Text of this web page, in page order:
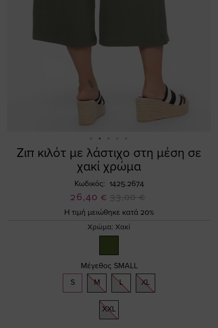
Ζιπ κιλότ με λάστιχο στη μέση σε
χακί χρώμα
Κωδικός 1425.2674
Ειδική
Τιμή
26,40 € 33,00 €
Η τιμή μειώθηκε κατά 20%
Χρώμα: Χακί
Μέγεθος SMALL
S
M L XL
XXL
Skip